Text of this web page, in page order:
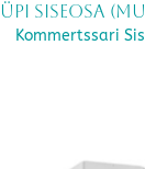
siseosa
Kommertssari